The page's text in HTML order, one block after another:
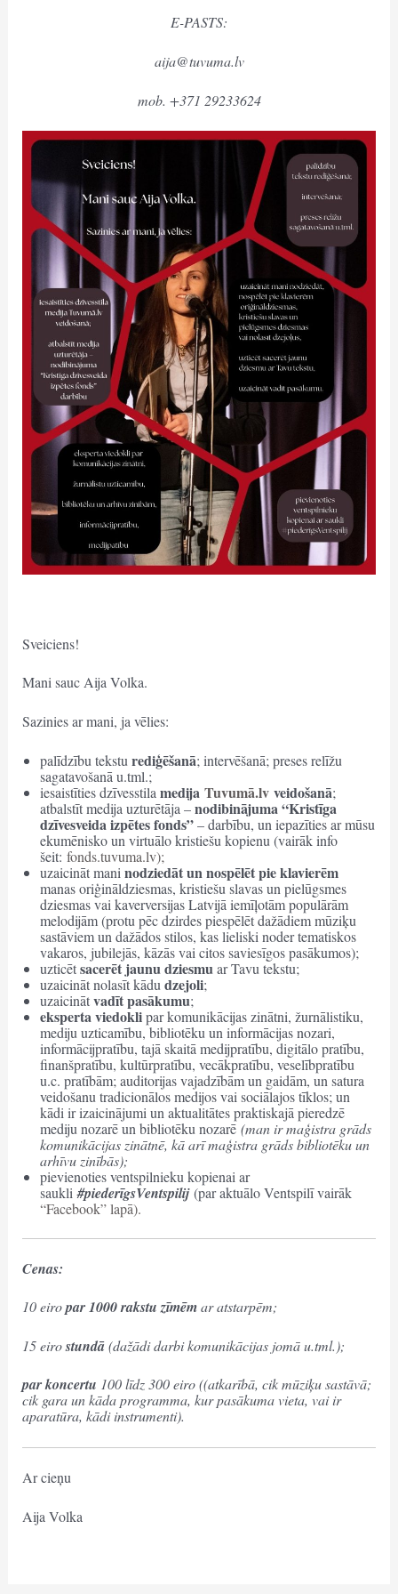
E-PASTS:
aija@tuvuma.lv
mob. +371 29233624
Sveiciens!
Mani sauc Aija Volka.
Sazinies ar mani, ja vēlies:
palīdzību tekstu rediģēšanā; intervēšanā; preses relīžu
sagatavošanā u.tml.;
iesaistīties dzīvesstila medija Tuvumā.lvveidošanā;
atbalstīt medija uzturētāja –nodibinājuma “Kristīga
dzīvesveida izpētes fonds”– darbību, un iepazīties ar mūsu
ekumēnisko un virtuālo kristiešu kopienu (vairāk info
šeit: fonds.tuvuma.lv);
uzaicināt mani nodziedāt un nospēlēt pie klavierēm
manas oriģināldziesmas, kristiešu slavas un pielūgsmes
dziesmas vai kaverversijas Latvijā iemīļotām populārām
melodijām (protu pēc dzirdes piespēlēt dažādiem mūziķu
sastāviem un dažādos stilos, kas lieliski noder tematiskos
vakaros, jubilejās, kāzās vai citos saviesīgos pasākumos);
uzticētsacerēt jaunu dziesmu ar Tavu tekstu;
uzaicināt nolasīt kādu dzejoli;
uzaicinātvadīt pasākumu;
eksperta viedoklipar komunikācijas zinātni, žurnālistiku,
mediju uzticamību, bibliotēku un informācijas nozari,
informācijpratību, tajā skaitā medijpratību, digitālo pratību,
finanšpratību, kultūrpratību, vecākpratību, veselībpratību
u.c. pratībām; auditorijas vajadzībām un gaidām, un satura
veidošanu tradicionālos medijos vai sociālajos tīklos; un
kādi ir izaicinājumi un aktualitātes praktiskajā pieredzē
mediju nozarē un bibliotēku nozarē(man ir maģistra grāds
komunikācijas zinātnē, kā arī maģistra grāds bibliotēku un
arhīvu zinībās);
pievienoties ventspilnieku kopienai ar
saukli#piederīgsVentspilij (par aktuālo Ventspilī vairāk
“Facebook” lapā).
Cenas:
10 eiropar 1000 rakstu zīmēmar atstarpēm;
15 eirostundā(dažādi darbi komunikācijas jomā u.tml.);
par koncertu 100 līdz 300 eiro ((atkarībā, cik mūziķu sastāvā;
cik gara un kāda programma, kur pasākuma vieta, vai ir
aparatūra, kādi instrumenti).
Ar cieņu
Aija Volka